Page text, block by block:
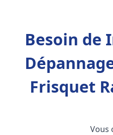
Besoin de
Frisquet
Vous